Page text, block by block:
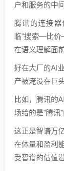
户和服务的中间
腾讯的连接
临"搜索—比价
在语义理解面
好在大厂的AI
产被淹没在巨
比如，腾讯的
场给的是"腾讯
这正是智谱万
在体量和盈利
受智谱的估值溢